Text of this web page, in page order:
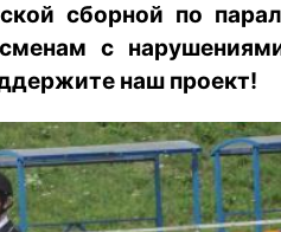
сборной по
с
наш проект!